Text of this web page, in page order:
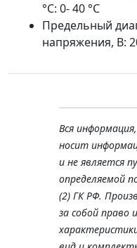
°С: 0- 40 °С
Предельный
напряжения, В:
Вся
носит
и не является
определяемой
(2) ГК РФ.
за собой право